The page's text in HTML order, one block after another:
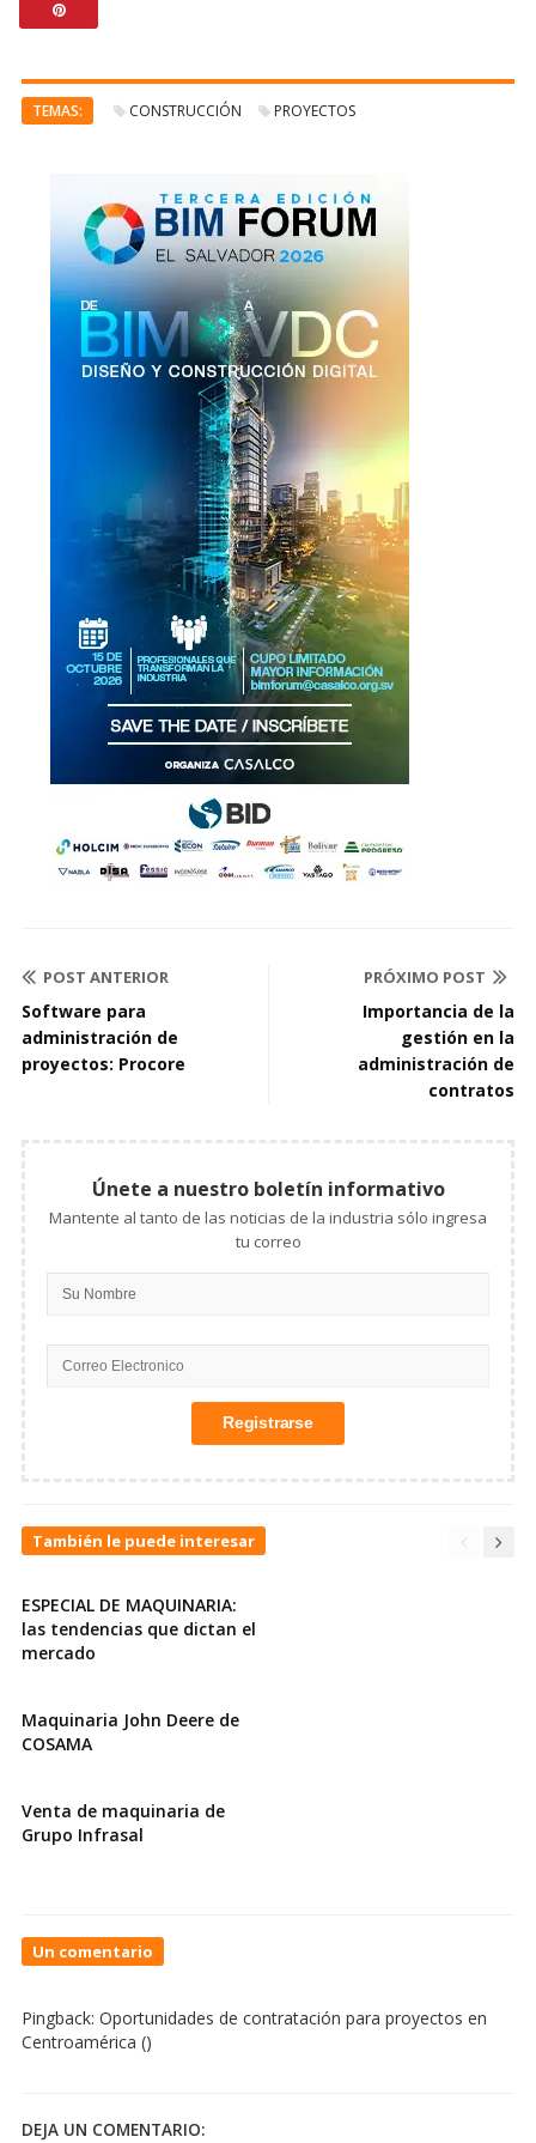
TEMAS: CONSTRUCCIÓN PROYECTOS
POST ANTERIOR
Software para
administración de
proyectos: Procore
PRÓXIMO POST
Importancia de la
gestión en la
administración de
contratos
Únete a nuestro boletín informativo
Mantente al tanto de las noticias de la industria sólo ingresa
tu correo
También le puede interesar
ESPECIAL DE MAQUINARIA:
las tendencias que dictan el
mercado
Maquinaria John Deere de
COSAMA
Venta de maquinaria de
Grupo Infrasal
Un comentario
Proyecto
Pingback: Oportunidades de contratación para proyectos en
Centroamérica ()
DEJA UN COMENTARIO: